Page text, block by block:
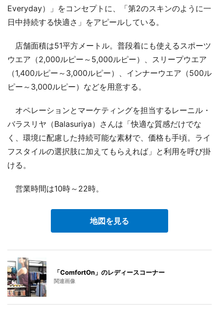
Everyday）」をコンセプトに、「第2のスキンのように一
日中持続する快適さ」をアピールしている。
店舗面積は51平方メートル。普段着にも使えるスポーツ
ウエア（2,000ルピー～5,000ルピー）、スリープウエア
（1,400ルピー～3,000ルピー）、インナーウエア（500ル
ピー～3,000ルピー）などを用意する。
オペレーションとマーケティングを担当するレーニル・
バラスリヤ（Balasuriya）さんは「快適な質感だけでな
く、環境に配慮した持続可能な素材で、価格も手頃。ライ
フスタイルの選択肢に加えてもらえれば」と利用を呼び掛
ける。
営業時間は10時～22時。
地図を見る
「ComfortOn」のレディースコーナー
関連画像